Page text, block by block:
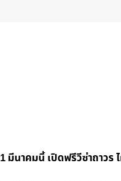
เตรียมแพ็คกระเป๋าเที่ยวกันรึยัง! 1 มีนาคมนี้ เปิดฟ